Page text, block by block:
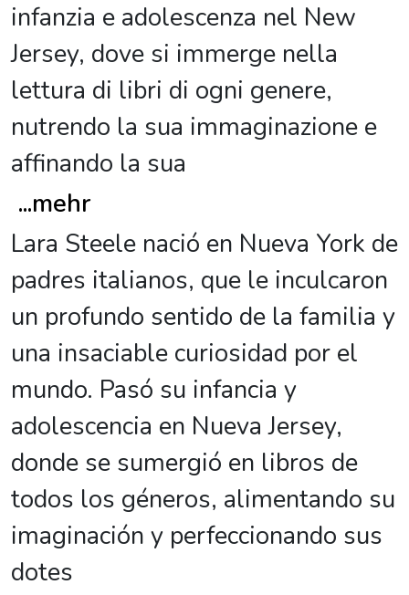
infanzia e adolescenza nel New
Jersey, dove si immerge nella
lettura di libri di ogni genere,
nutrendo la sua immaginazione e
affinando la sua
...mehr
Lara Steele nació en Nueva York de
padres italianos, que le inculcaron
un profundo sentido de la familia y
una insaciable curiosidad por el
mundo. Pasó su infancia y
adolescencia en Nueva Jersey,
donde se sumergió en libros de
todos los géneros, alimentando su
imaginación y perfeccionando sus
dotes